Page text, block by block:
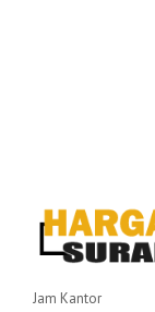
Jam Kantor